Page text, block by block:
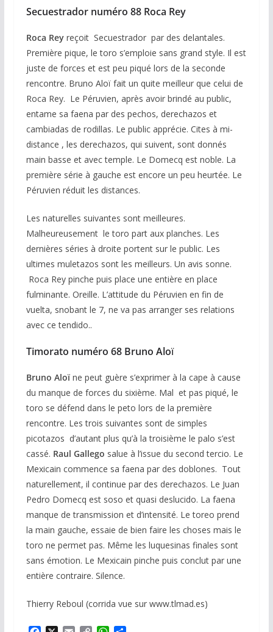
Secuestrador numéro 88 Roca Rey
Roca Reyreçoit Secuestrador par des delantales.
Première pique, le toro s’emploie sans grand style. Il est
juste de forces et est peu piqué lors de la seconde
rencontre. Bruno Aloï fait un quite meilleur que celui de
Roca Rey. Le Péruvien, après avoir brindé au public,
entame sa faena par des pechos, derechazos et
cambiadas de rodillas. Le public apprécie. Cites à mi-
distance , les derechazos, qui suivent, sont donnés
main basse et avec temple. Le Domecq est noble. La
première série à gauche est encore un peu heurtée. Le
Péruvien réduit les distances.
Les naturelles suivantes sont meilleures.
Malheureusement le toro part aux planches. Les
dernières séries à droite portent sur le public. Les
ultimes muletazos sont les meilleurs. Un avis sonne.
Roca Rey pinche puis place une entière en place
fulminante. Oreille. L’attitude du Péruvien en fin de
vuelta, snobant le 7, ne va pas arranger ses relations
avec ce tendido..
Timorato numéro 68 Bruno Aloï
Bruno Aloï ne peut guère s’exprimer à la cape à cause
du manque de forces du sixième. Mal et pas piqué, le
toro se défend dans le peto lors de la première
rencontre. Les trois suivantes sont de simples
picotazos d’autant plus qu’à la troisième le palo s’est
cassé. Raul Gallego salue à l’issue du second tercio. Le
Mexicain commence sa faena par des doblones. Tout
naturellement, il continue par des derechazos. Le Juan
Pedro Domecq est soso et quasi deslucido. La faena
manque de transmission et d’intensité. Le toreo prend
la main gauche, essaie de bien faire les choses mais le
toro ne permet pas. Même les luquesinas finales sont
sans émotion. Le Mexicain pinche puis conclut par une
entière contraire. Silence.
Thierry Reboul (corrida vue sur www.tlmad.es)